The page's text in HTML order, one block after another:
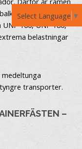
Select Language ▼
(U-
160, UNP 180,
belastningar
transporter.
–